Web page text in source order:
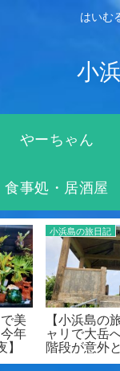
はいむ
小
やーちゃん
食事処・居酒屋
む
し
へ
小浜島の魅力
石長田海岸
台はひっそ
グローブが
台と浅瀬の